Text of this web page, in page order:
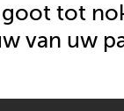
tot
van uw